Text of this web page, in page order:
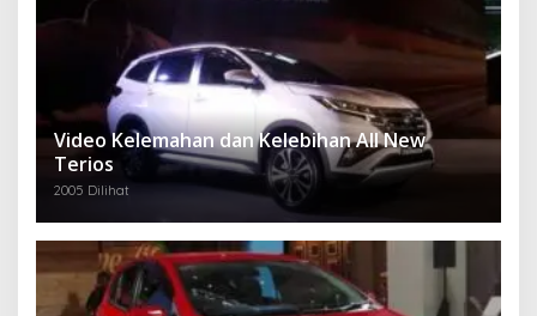
Video Kelemahan dan Kelebihan All New
Terios
2005 Dilihat